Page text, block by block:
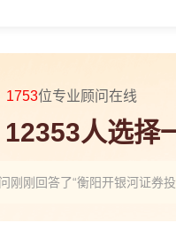
1753位专业顾问在线
人选择
刚刚回答了“衡阳开银河证券投